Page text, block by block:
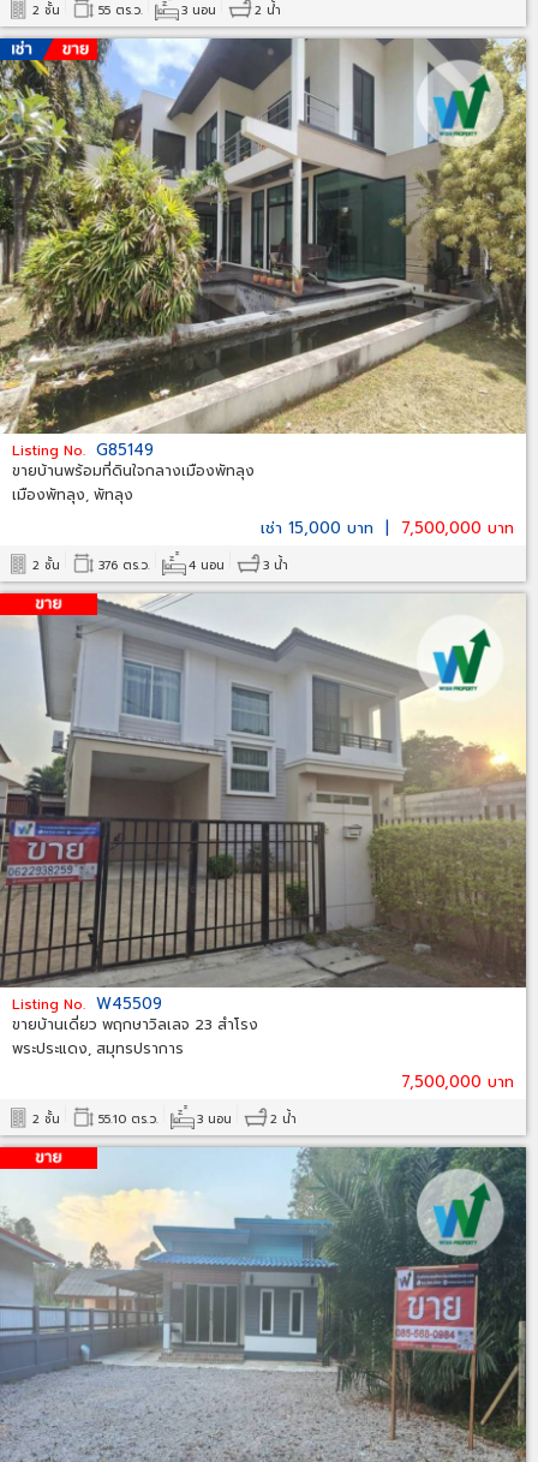
2 ชั้น 55 ตร.ว. 3 นอน 2 น้ำ
Listing No. G85149
ขายบ้านพร้อมที่ดินใจกลางเมืองพัทลุง
เมืองพัทลุง, พัทลุง
7,500,000 บาท
|
เช่า 15,000 บาท
2 ชั้น 376 ตร.ว. 4 นอน 3 น้ำ
Listing No. W45509
ขายบ้านเดี่ยว พฤกษาวิลเลจ 23 สำโรง
พระประแดง, สมุทรปราการ
7,500,000 บาท
2 ชั้น 55.10 ตร.ว. 3 นอน 2 น้ำ